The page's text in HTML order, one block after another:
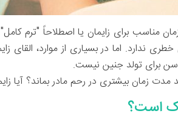
بیشتری در رحم مادر بماند؟ آیا زایمان در هفته